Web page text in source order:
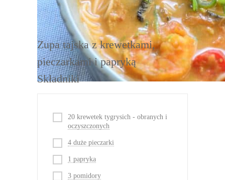
DRUKUJ
Zupa tajska z krewetkami,
pieczarkami i papryką
Składniki
20 krewetek tygrysich - obranych i
oczyszczonych
4 duże pieczarki
1 papryka
3 pomidory